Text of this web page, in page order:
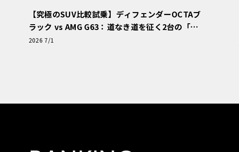
【究極のSUV比較試乗】ディフェンダーOCTAブ
ラック vs AMG G63：道なき道を征く2台の「対
極的アプローチ」
2026 7/1